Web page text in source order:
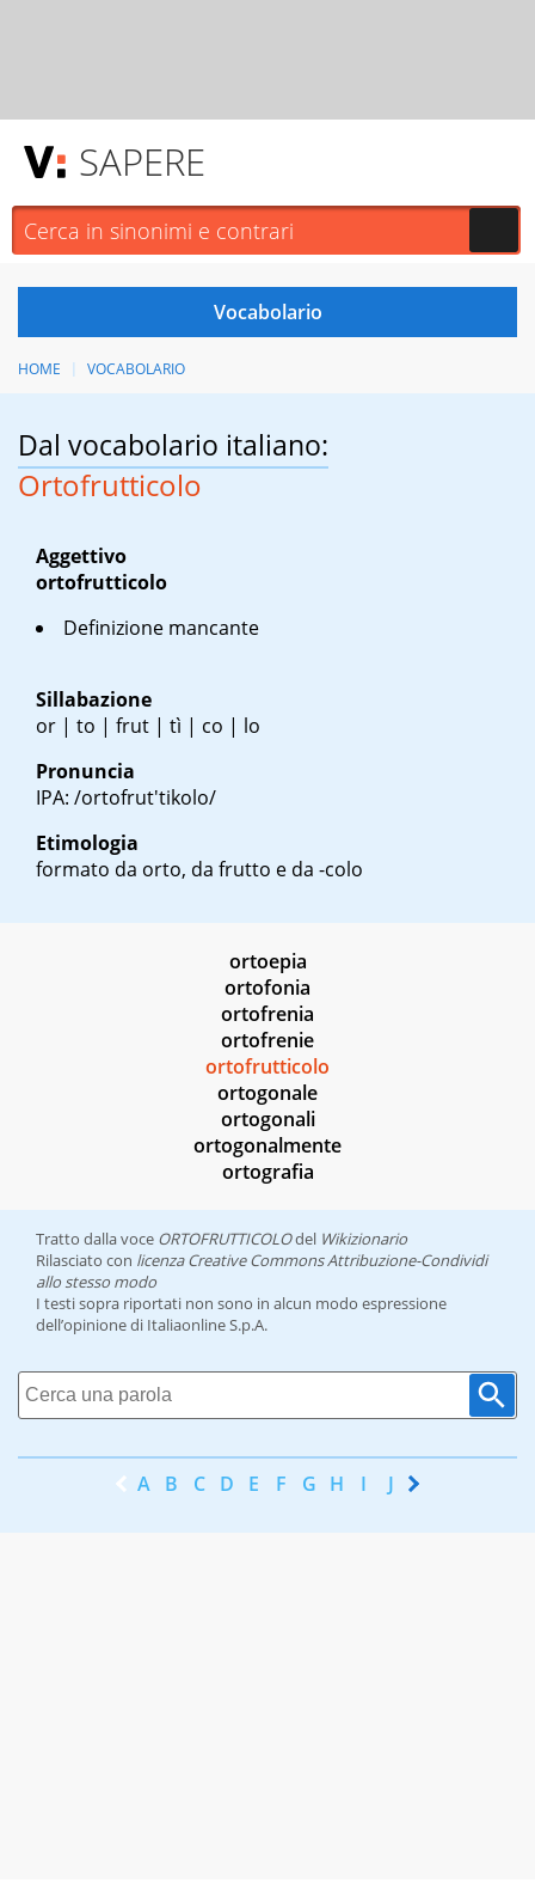
SAPERE
HOME VOCABOLARIO
Dal vocabolario italiano:
Ortofrutticolo
Aggettivo
ortofrutticolo
Definizione mancante
Sillabazione
or | to | frut | tì | co | lo
Pronuncia
IPA: /ortofrut'tikolo/
Etimologia
formato da orto, da frutto e da -colo
ortoepia
ortofonia
ortofrenia
ortofrenie
ortofrutticolo
ortogonale
ortogonali
ortogonalmente
ortografia
Tratto dalla voce ORTOFRUTTICOLOdel Wikizionario
Rilasciato con licenza Creative Commons Attribuzione-Condividi
allo stesso modo
I testi sopra riportati non sono in alcun modo espressione
dell’opinione di Italiaonline S.p.A.
A B C D E F G H I J K